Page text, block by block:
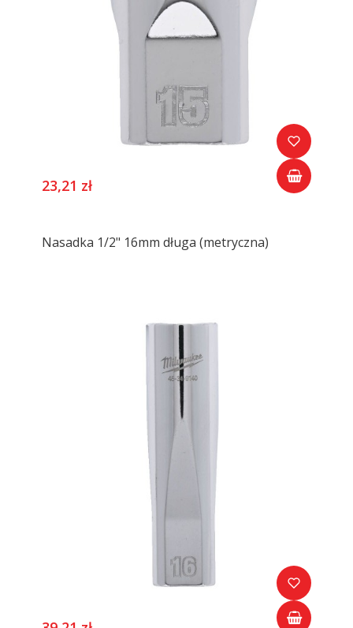
23,21 zł
Nasadka 1/2" 16mm długa (metryczna)